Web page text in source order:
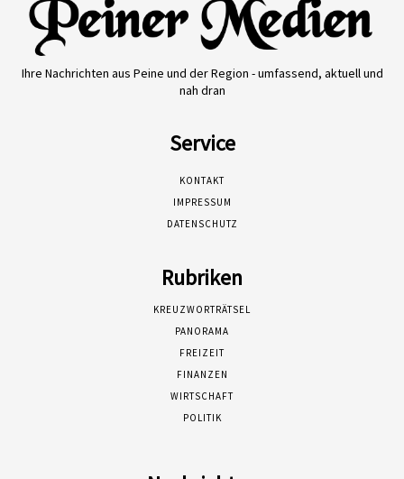
Ihre Nachrichten aus Peine und der Region - umfassend, aktuell und
nah dran
Service
KONTAKT
IMPRESSUM
DATENSCHUTZ
Rubriken
KREUZWORTRÄTSEL
PANORAMA
FREIZEIT
FINANZEN
WIRTSCHAFT
POLITIK